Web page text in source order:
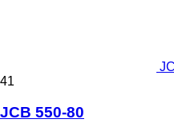
41
JCB 550-80